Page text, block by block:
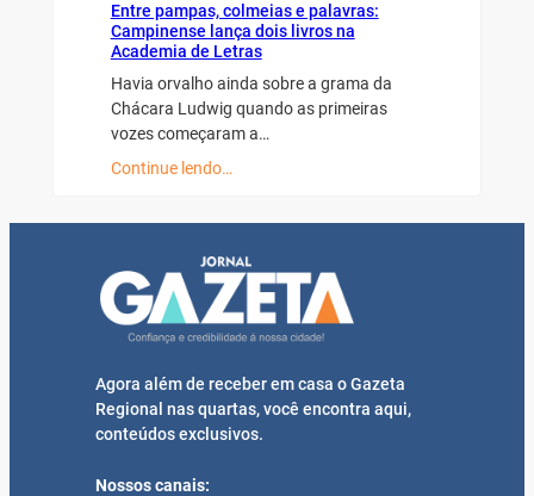
Entre pampas, colmeias e palavras:
Campinense lança dois livros na
Academia de Letras
Havia orvalho ainda sobre a grama da
Chácara Ludwig quando as primeiras
vozes começaram a…
Continue lendo…
Agora além de receber em casa o Gazeta
Regional nas quartas, você encontra aqui,
conteúdos exclusivos.
Nossos canais: